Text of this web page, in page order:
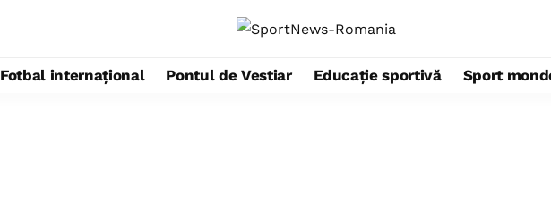
Fotbal internațional Pontul de Vestiar Educație sportivă Sport